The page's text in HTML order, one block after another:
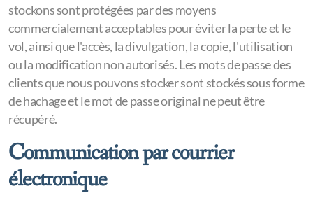
stockons sont protégées par des moyens
commercialement acceptables pour éviter la perte et le
vol, ainsi que l'accès, la divulgation, la copie, l'utilisation
ou la modification non autorisés. Les mots de passe des
clients que nous pouvons stocker sont stockés sous forme
de hachage et le mot de passe original ne peut être
récupéré.
Communication par courrier
électronique